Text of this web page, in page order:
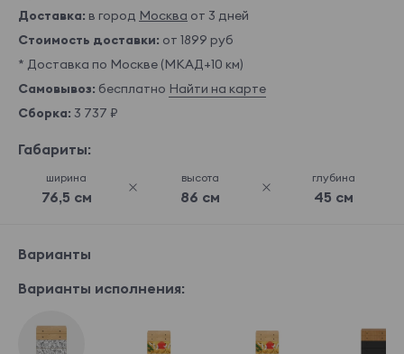
Доставка: в город Москва от 3 дней
Стоимость доставки: от 1899 руб
* Доставка по Москве (МКАД+10 км)
Самовывоз: бесплатно Найти на карте
Сборка: 3 737 ₽
Габариты:
ширина
76,5 см
высота
86 см
глубина
45 см
Варианты
Варианты исполнения: